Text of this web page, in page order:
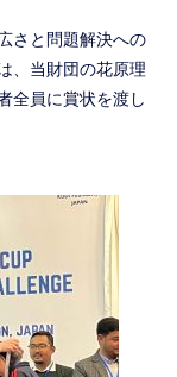
さと問題解決への
、当財団の花原理
全員に賞状を渡し